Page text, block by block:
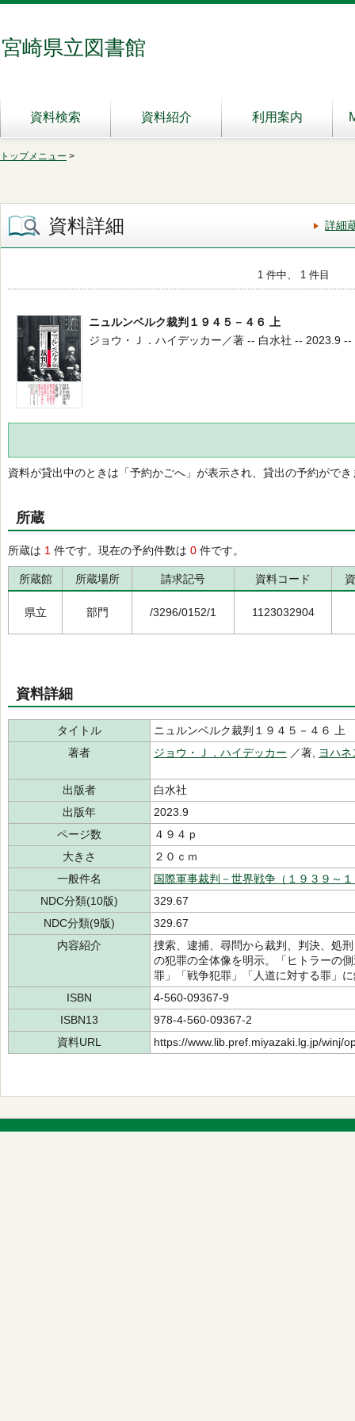
宮崎県立図書館
資料検索 資料紹介 利用案内
トップメニュー >
資料詳細 詳細
1 件中、 1 件目
ニュルンベルク裁判１９４５－４６ 上
ジョウ・Ｊ．ハイデッカー／著 -- 白水社 -- 2023.9
資料が貸出中のときは「予約かごへ」が表示され、貸出の予約ができ
所蔵
所蔵は 1 件です。現在の予約件数は 0 件です。
所蔵館 所蔵場所 請求記号 資料コード
県立 部門 /3296/0152/1 1123032904
資料詳細
タイトル
ニュルンベルク裁判１９４５－４６ 上
著者
ジョウ・Ｊ．ハイデッカー ／著, ヨハ
出版者
白水社
出版年
2023.9
ページ数
４９４ｐ
大きさ
２０ｃｍ
一般件名
国際軍事裁判－世界戦争（１９３９～
NDC分類(10版)
329.67
NDC分類(9版)
329.67
内容紹介
捜索、逮捕、尋問から裁判、判決、処
の犯罪の全体像を明示。「ヒトラーの
罪」「戦争犯罪」「人道に対する罪」
ISBN
4-560-09367-9
ISBN13
978-4-560-09367-2
資料URL
https://www.lib.pref.miyazaki.lg.jp/winj/